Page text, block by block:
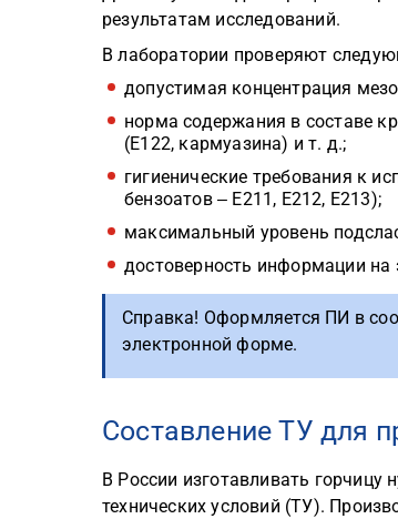
результатам исследований.
В лаборатории проверяют
допустимая концентрация
норма содержания в составе
(E122, кармуазина) и т. д.;
гигиенические требования к
бензоатов ‒ Е211, Е212, Е213);
максимальный уровень
достоверность информации на
Справка! Оформляется ПИ в
электронной форме.
Составление ТУ для
В России изготавливать
технических условий (ТУ).